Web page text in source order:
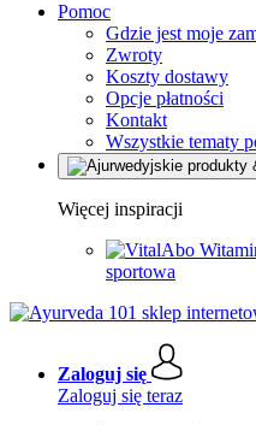
Pomoc
Gdzie jest moje
Zwroty
Koszty dostawy
Opcje płatności
Kontakt
Wszystkie tematy
Więcej inspiracji
sportowa
Zaloguj się
Zaloguj się teraz